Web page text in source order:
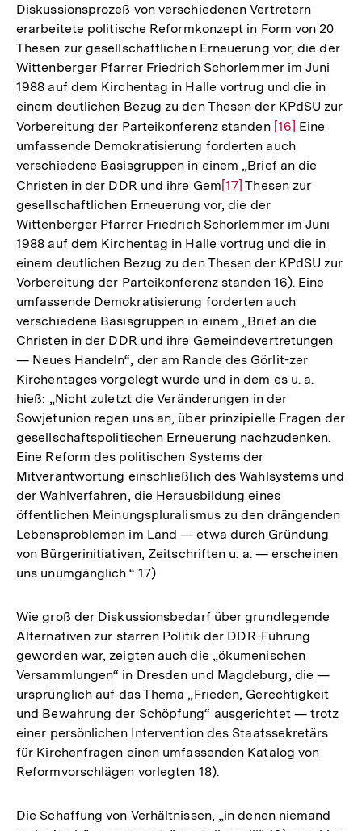
der
Fußnote
Diskussionsprozeß von verschiedenen Vertretern
erarbeitete politische Reformkonzept in Form von 20
Thesen zur gesellschaftlichen Erneuerung vor, die der
Wittenberger Pfarrer Friedrich Schorlemmer im Juni
1988 auf dem Kirchentag in Halle vortrug und die in
einem deutlichen Bezug zu den Thesen der KPdSU zur
Vorbereitung der Parteikonferenz standen Zur
Auflösung
der
Fußnote
[16] Eine
umfassende Demokratisierung forderten auch
verschiedene Basisgruppen in einem „Brief an die
Christen in der DDR und ihre GemZur
Auflösung
der
Fußnote
[17] Thesen zur
gesellschaftlichen Erneuerung vor, die der
Wittenberger Pfarrer Friedrich Schorlemmer im Juni
1988 auf dem Kirchentag in Halle vortrug und die in
einem deutlichen Bezug zu den Thesen der KPdSU zur
Vorbereitung der Parteikonferenz standen 16). Eine
umfassende Demokratisierung forderten auch
verschiedene Basisgruppen in einem „Brief an die
Christen in der DDR und ihre Gemeindevertretungen
— Neues Handeln“, der am Rande des Görlit-zer
Kirchentages vorgelegt wurde und in dem es u. a.
hieß: „Nicht zuletzt die Veränderungen in der
Sowjetunion regen uns an, über prinzipielle Fragen der
gesellschaftspolitischen Erneuerung nachzudenken.
Eine Reform des politischen Systems der
Mitverantwortung einschließlich des Wahlsystems und
der Wahlverfahren, die Herausbildung eines
öffentlichen Meinungspluralismus zu den drängenden
Lebensproblemen im Land — etwa durch Gründung
von Bürgerinitiativen, Zeitschriften u. a. — erscheinen
uns unumgänglich.“ 17)
Wie groß der Diskussionsbedarf über grundlegende
Alternativen zur starren Politik der DDR-Führung
geworden war, zeigten auch die „ökumenischen
Versammlungen“ in Dresden und Magdeburg, die —
ursprünglich auf das Thema „Frieden, Gerechtigkeit
und Bewahrung der Schöpfung“ ausgerichtet — trotz
einer persönlichen Intervention des Staatssekretärs
für Kirchenfragen einen umfassenden Katalog von
Reformvorschlägen vorlegten 18).
Die Schaffung von Verhältnissen, „in denen niemand